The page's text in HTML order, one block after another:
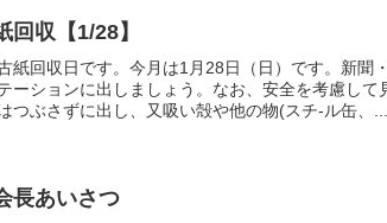
収【1/28】
紙回収日です。今月は1月28日（日）です。新聞
ーションに出しましょう。なお、安全を考慮して
つぶさずに出し、又吸い殻や他の物(スチ-ル缶、...
長あいさつ